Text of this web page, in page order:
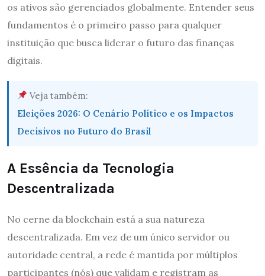
os ativos são gerenciados globalmente. Entender seus
fundamentos é o primeiro passo para qualquer
instituição que busca liderar o futuro das finanças
digitais.
Veja também:
Eleições 2026: O Cenário Político e os Impactos
Decisivos no Futuro do Brasil
A Essência da Tecnologia
Descentralizada
No cerne da blockchain está a sua natureza
descentralizada. Em vez de um único servidor ou
autoridade central, a rede é mantida por múltiplos
participantes (nós) que validam e registram as